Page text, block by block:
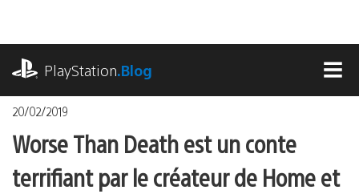
contenu
PlayStation.Blog
20/02/2019
Worse Than Death est un conte
terrifiant par le créateur de Home et